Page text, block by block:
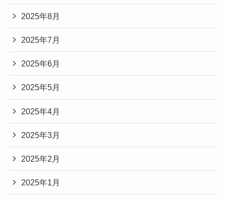
2025年8月
2025年7月
2025年6月
2025年5月
2025年4月
2025年3月
2025年2月
2025年1月